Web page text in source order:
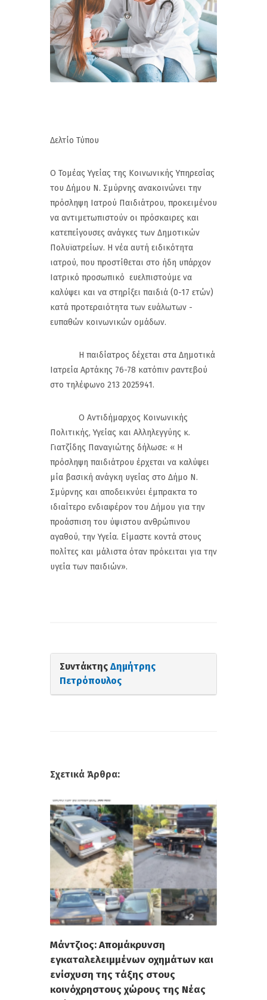
Δελτίο Τύπου
Ο Τομέας Υγείας της Κοινωνικής Υπηρεσίας
του Δήμου Ν. Σμύρνης ανακοινώνει την
πρόσληψη Ιατρού Παιδιάτρου, προκειμένου
να αντιμετωπιστούν οι πρόσκαιρες και
κατεπείγουσες ανάγκες των Δημοτικών
Πολυϊατρείων. Η νέα αυτή ειδικότητα
ιατρού, που προστίθεται στο ήδη υπάρχον
Ιατρικό προσωπικό ευελπιστούμε να
καλύψει και να στηρίξει παιδιά (0-17 ετών)
κατά προτεραιότητα των ευάλωτων -
ευπαθών κοινωνικών ομάδων.
Η παιδίατρος δέχεται στα Δημοτικά
Ιατρεία Αρτάκης 76-78 κατόπιν ραντεβού
στο τηλέφωνο 213 2025941.
Ο Αντιδήμαρχος Κοινωνικής
Πολιτικής, Υγείας και Αλληλεγγύης κ.
Γιατζίδης Παναγιώτης δήλωσε: « Η
πρόσληψη παιδιάτρου έρχεται να καλύψει
μία βασική ανάγκη υγείας στο Δήμο Ν.
Σμύρνης και αποδεικνύει έμπρακτα το
ιδιαίτερο ενδιαφέρον του Δήμου για την
προάσπιση του ύψιστου ανθρώπινου
αγαθού, την Υγεία. Είμαστε κοντά στους
πολίτες και μάλιστα όταν πρόκειται για την
υγεία των παιδιών».
Συντάκτης Δημήτρης
Πετρόπουλος
Σχετικά Άρθρα:
Μάντζιος: Απομάκρυνση
εγκαταλελειμμένων οχημάτων και
ενίσχυση της τάξης στους
κοινόχρηστους χώρους της Νέας